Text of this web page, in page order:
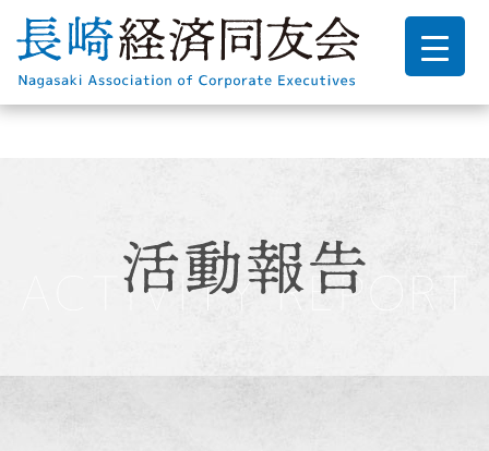
Warning: Attempt to read property "parent" on bool in
/home/manowar/nagasaki-doyukai.jp/public_html/ndwp/wp-
content/themes/doyu/taxonomy.phpon line8